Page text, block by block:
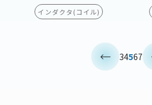
インダクタ(コイル)
34567